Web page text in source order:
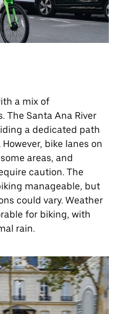
a mix of
The Santa Ana River
a dedicated path
bike lanes on
areas, and
caution. The
manageable, but
could vary. Weather
for biking, with
rain.